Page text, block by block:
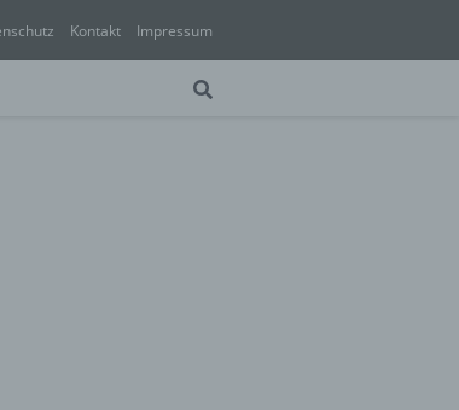
Kontakt Impressum